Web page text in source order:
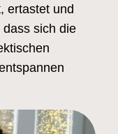
ertastet und
sich die